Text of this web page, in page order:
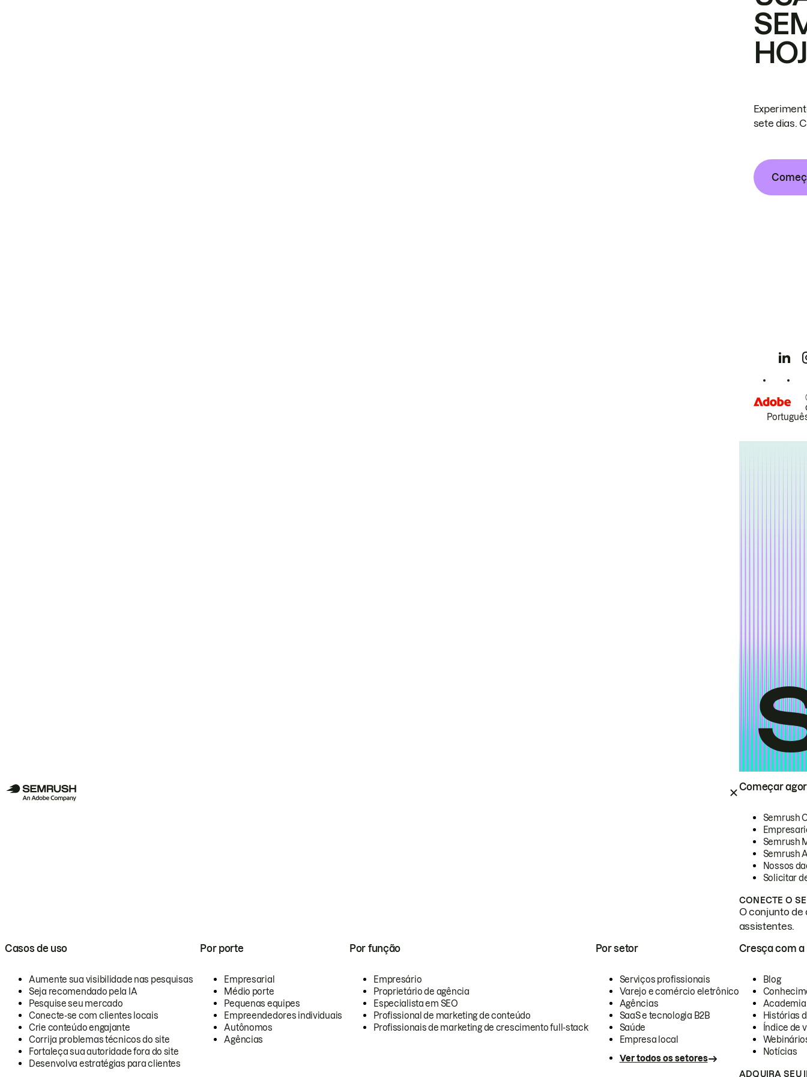
Começar
Semrush
Semrush
Semrush
Nossos
Solicitar
CONECTE O
O conjunto de
assistentes.
Casos de uso
Aumente sua visibilidade nas pesquisas
Seja recomendado pela IA
Pesquise seu mercado
Conecte-se com clientes locais
Crie conteúdo engajante
Corrija problemas técnicos do site
Fortaleça sua autoridade fora do site
Desenvolva estratégias para clientes
Por porte
Empresarial
Médio porte
Pequenas equipes
Empreendedores individuais
Autônomos
Agências
Por função
Empresário
Proprietário de agência
Especialista em SEO
Profissional de marketing de conteúdo
Profissionais de marketing de crescimento full-stack
Por setor
Serviços profissionais
Varejo e comércio eletrônico
Agências
SaaS e tecnologia B2B
Saúde
Empresa local
Ver todos os setores
Cresça com a
Blog
Academia
Histórias
Índice de
Notícias
ADQUIRA SEU
sete dias.